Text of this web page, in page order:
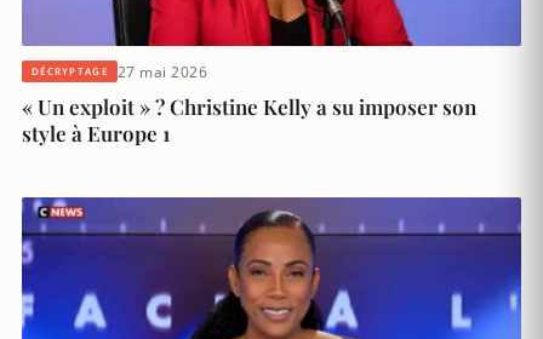
DÉCRYPTAGE 27 mai 2026
« Un exploit » ? Christine Kelly a su imposer son
style à Europe 1